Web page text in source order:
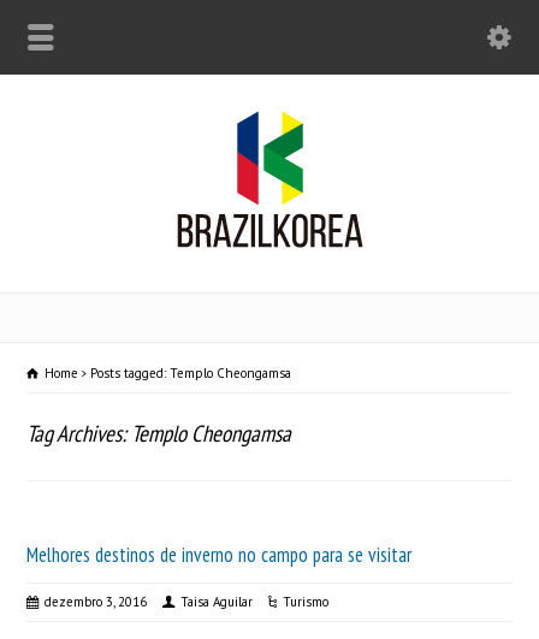
Home Posts tagged: Templo Cheongamsa
Tag Archives: Templo Cheongamsa
Melhores destinos de inverno no campo para se visitar
dezembro 3, 2016 Taisa Aguilar Turismo